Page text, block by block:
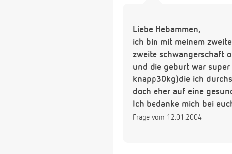
Liebe Hebammen,
ich bin mit meinem
zweite schwangerschaft
und die geburt war super
knapp30kg)die ich
doch eher auf eine
Ich bedanke mich bei
Frage vom 12.01.2004